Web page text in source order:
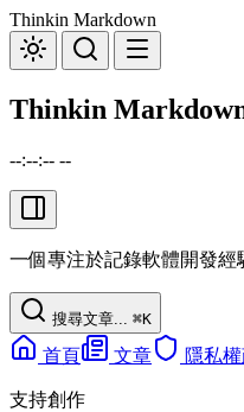
Thinkin Markdown
Thinkin
--:--:-- --
一個專注於記錄軟體開發
搜尋文章... ⌘K
首頁 文章 隱私
支持創作